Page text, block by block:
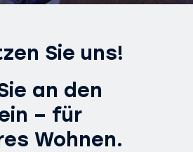
Sie uns!
an den
– für
Wohnen.